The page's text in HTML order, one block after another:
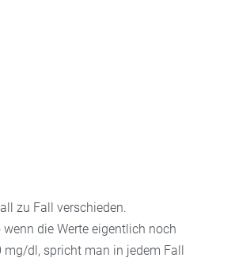
zu Fall verschieden.
die Werte eigentlich noch
mg/dl, spricht man in jedem Fall